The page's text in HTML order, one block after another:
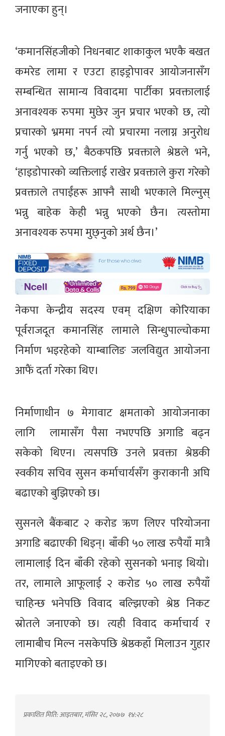
जनाएका हुन्।
‘कमानसिंहजीको निधनबाट शाकाकुल भएकै बखत
कमरेड लामा र एउटा हाइड्रोपावर आयोजनासँग
सम्बन्धित सामान्य विवादमा पार्टीका प्रवक्तालाई
अनावश्यक रुपमा मुछेर जुन प्रचार भएको छ, त्यो
प्रचारको भ्रममा नपर्न त्यो प्रचारमा नलाग्न अनुरोध
गर्नु भएको छ,’ बैठकपछि प्रवक्ताले श्रेष्ठले भने,
‘हाइडोपारको व्यक्तिलाई राखेर प्रवक्ताले कुरा गरेको
प्रवक्ताले तपाईंहरू आफ्नै साथी भएकाले मिल्नुस्
भन्नु बाहेक केही भन्नु भएको छैन। त्यस्तोमा
अनावश्यक रुपमा मुछ्नुको अर्थ छैन।’
नेकपा केन्द्रीय सदस्य एवम् दक्षिण कोरियाका
पूर्वराजदूत कमानसिंह लामाले सिन्धुपाल्चोकमा
निर्माण भइरहेको याम्बालिङ जलविद्युत आयोजना
आफैं दर्ता गरेका थिए।
निर्माणाधीन ७ मेगावाट क्षमताको आयोजनाका
लागि लामासँग पैसा नभएपछि अगाडि बढ्न
सकेको थिएन। त्यसपछि उनले प्रवक्ता श्रेष्ठकी
स्वकीय सचिव सुसन कर्माचार्यसँग कुराकानी अघि
बढाएको बुझिएको छ।
सुसनले बैंकबाट २ करोड ऋण लिएर परियोजना
अगाडि बढाएकी थिइन्। बाँकी ५० लाख रुपैयाँ मात्रै
लामालाई दिन बाँकी रहेको सुसनको भनाइ थियो।
तर, लामाले आफूलाई २ करोड ५० लाख रुपैयाँ
चाहिन्छ भनेपछि विवाद बल्झिएको श्रेष्ठ निकट
स्रोतले जनाएको छ। त्यही विवाद कर्माचार्य र
लामाबीच मिल्न नसकेपछि श्रेष्ठकहाँ मिलाउन गुहार
मागिएको बताइएको छ।
प्रकाशित मिति: आइतबार, मंसिर २८, २०७७ १४:२८